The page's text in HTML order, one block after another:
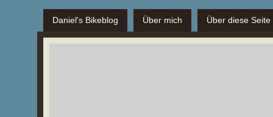
Daniel's Bikeblog Über mich Über diese Seite